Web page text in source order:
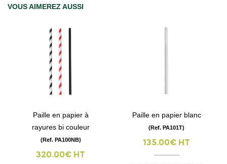
VOUS AIMEREZ AUSSI
Paille en papier à
rayures bi couleur
(Ref. PA100NB)
320.00€ HT
Paille en papier blanc
(Ref. PA101T)
135.00€ HT